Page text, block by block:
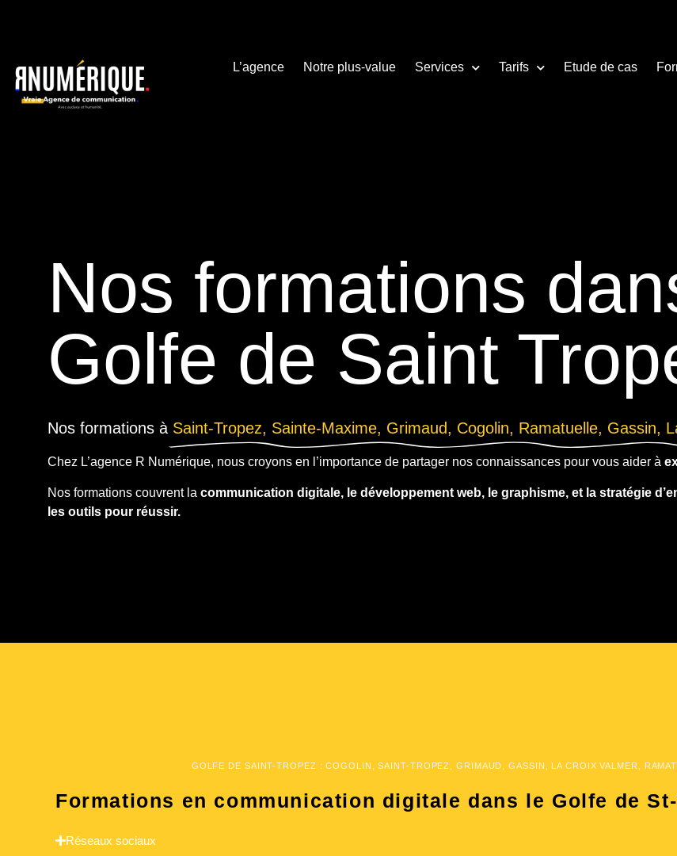
L’agence Notre plus-value Services Tarifs Etude de cas
Nos formations
Golfe de Saint
Nos formations à Saint-Tropez, Sainte-Maxime, Grimaud, Cogolin, Ramatuelle, Gassin,
Chez L’agence R Numérique, nous croyons en l’importance de partager nos connaissances pour vous aider à
Nos formations couvrent la communication digitale, le développement web, le graphisme, et la stratégie
les outils pour réussir.
GOLFE DE SAINT-TROPEZ : COGOLIN, SAINT-TROPEZ, GRIMAUD, GASSIN, LA CROIX VALMER,
Formations en communication digitale dans le Golfe de
Réseaux sociaux